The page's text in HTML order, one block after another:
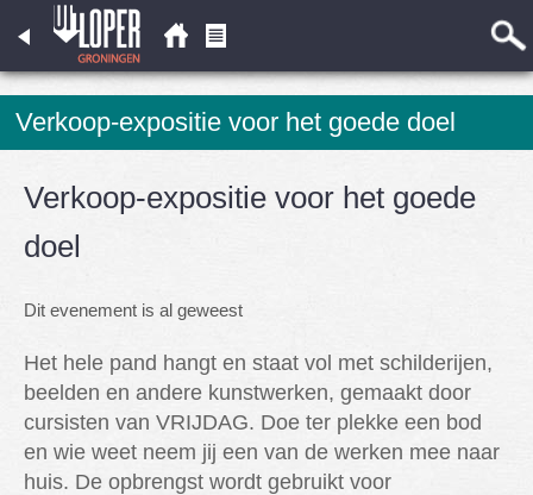
Verkoop-expositie voor het goede doel
Verkoop-expositie voor het goede
doel
Dit evenement is al geweest
Het hele pand hangt en staat vol met schilderijen,
beelden en andere kunstwerken, gemaakt door
cursisten van VRIJDAG. Doe ter plekke een bod
en wie weet neem jij een van de werken mee naar
huis. De opbrengst wordt gebruikt voor